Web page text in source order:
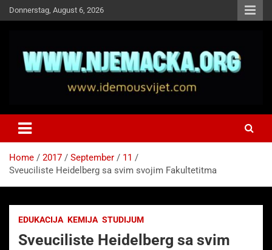
Skip
to
Donnerstag, August 6, 2026
Idemo u Svijet-Njemacka!
Home 2017 September
11
Sveuciliste Heidelberg sa svim svojim Fakultetitma
EDUKACIJA KEMIJA STUDIJUM
Sveuciliste Heidelberg sa svim